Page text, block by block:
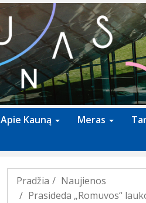
Apie Kauną Meras
Pradžia
Naujienos
Prasideda „Romuvos“